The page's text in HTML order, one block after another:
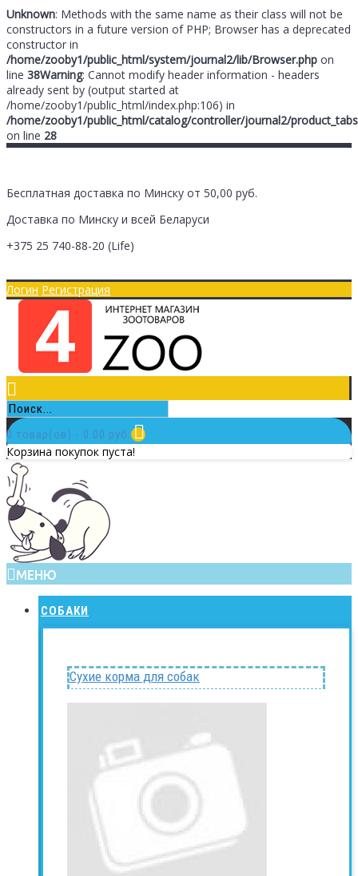
Unknown: Methods with the same name as their class will not be
constructors in a future version of PHP; Browser has a deprecated
constructor in
/home/zooby1/public_html/system/journal2/lib/Browser.php on
line 38Warning: Cannot modify header information - headers
already sent by (output started at
/home/zooby1/public_html/index.php:106) in
/home/zooby1/public_html/catalog/controller/journal2/
on line 28
Бесплатная доставка по Минску от 50,00 руб.
Доставка по Минску и всей Беларуси
+375 25 740-88-20 (Life)
Логин Регистрация
0 товар(ов) - 0.00 руб.
Корзина покупок пуста!
МЕНЮ
СОБАКИ
Сухие корма для собак